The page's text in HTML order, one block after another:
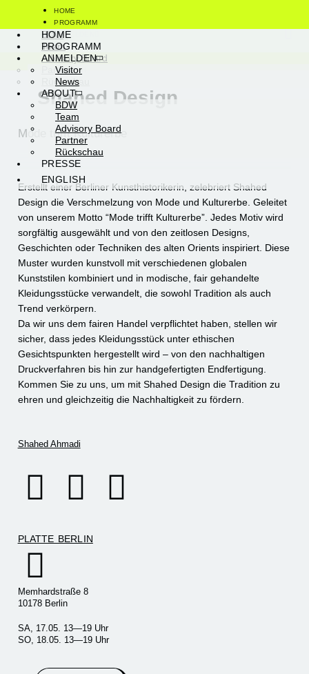
HOME
PROGRAMM
ANMELDEN
Visitor
NewsABOUT
BDW
Team
Advisory Board
Partner
Rückschau
PRESSE
ENGLISH
HOME
PROGRAMM
ANMELDEN
Visitor
News
ABOUT
BDW
Team
Advisory Board
Partner
Rückschau
PRESSE
ENGLISH
PLATTE BERLIN
Memhardstraße 8
10178 Berlin
SA, 17.05. 13—19 Uhr
SO, 18.05. 13—19 Uhr
Shahed Design
Mode trifft Kulturerbe
Erstellt einer Berliner Kunsthistorikerin, zelebriert Shahed
Design die Verschmelzung von Mode und Kulturerbe. Geleitet
von unserem Motto “Mode trifft Kulturerbe”. Jedes Motiv wird
sorgfältig ausgewählt und von den zeitlosen Designs,
Geschichten oder Techniken des alten Orients inspiriert. Diese
Muster wurden kunstvoll mit verschiedenen globalen
Kunststilen kombiniert und in modische, fair gehandelte
Kleidungsstücke verwandelt, die sowohl Tradition als auch
Trend verkörpern.
Da wir uns dem fairen Handel verpflichtet haben, stellen wir
sicher, dass jedes Kleidungsstück unter ethischen
Gesichtspunkten hergestellt wird – von den nachhaltigen
Druckverfahren bis hin zur handgefertigten Endfertigung.
Kommen Sie zu uns, um mit Shahed Design die Tradition zu
ehren und gleichzeitig die Nachhaltigkeit zu fördern.
Shahed Ahmadi